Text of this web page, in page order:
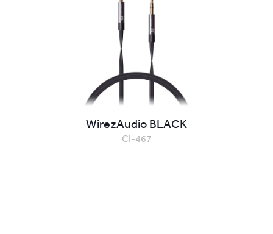
WirezAudio BLACK
CI-467